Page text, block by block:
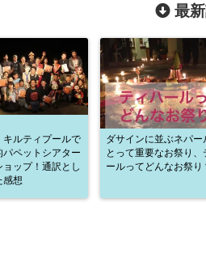
最
キルティプールで
パペットシアター
ップ！通訳とし
感想
ダサインに並ぶネパー
とって重要なお祭り、
ールってどんなお祭り